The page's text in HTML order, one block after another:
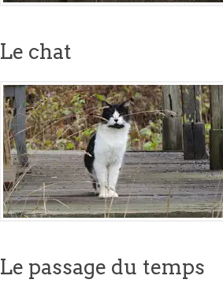
Le chat
Le passage du temps